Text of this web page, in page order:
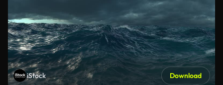
iStock Download